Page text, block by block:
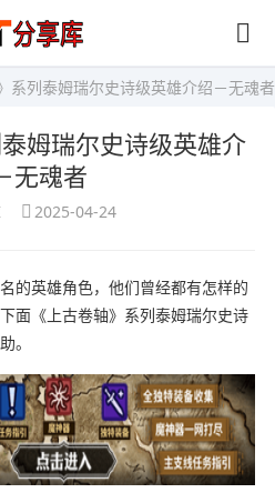
系列泰姆瑞尔史诗级英雄介绍－无魂者
姆瑞尔史诗级英雄介
无魂者
2025-04-24
的英雄角色，他们曾经都有怎样的
面《上古卷轴》系列泰姆瑞尔史诗
。